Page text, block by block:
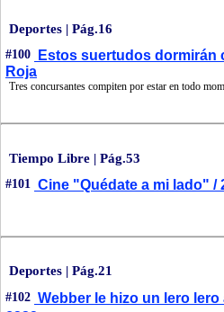
Deportes | Pág.16
#100
Estos suertudos dormirán
Roja
Tres concursantes compiten por estar en todo
Tiempo Libre | Pág.53
#101 Cine "Quédate a mi lado" /
Deportes | Pág.21
#102 Webber le hizo un lero